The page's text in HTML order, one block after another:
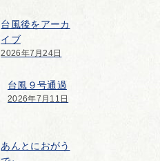
台風後をアーカ
イブ
2026年7月24日
台風９号通過
2026年7月11日
あんとにおがう